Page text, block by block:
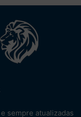
sempre atualizadas